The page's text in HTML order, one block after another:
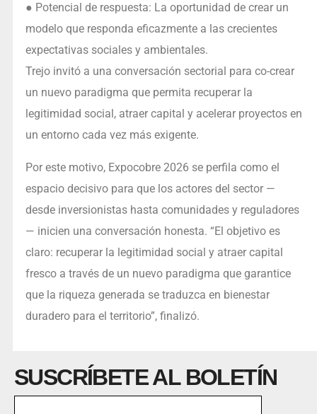
● Potencial de respuesta: La oportunidad de crear un
modelo que responda eficazmente a las crecientes
expectativas sociales y ambientales.
Trejo invitó a una conversación sectorial para co-crear
un nuevo paradigma que permita recuperar la
legitimidad social, atraer capital y acelerar proyectos en
un entorno cada vez más exigente.
Por este motivo, Expocobre 2026 se perfila como el
espacio decisivo para que los actores del sector —
desde inversionistas hasta comunidades y reguladores
— inicien una conversación honesta. “El objetivo es
claro: recuperar la legitimidad social y atraer capital
fresco a través de un nuevo paradigma que garantice
que la riqueza generada se traduzca en bienestar
duradero para el territorio”, finalizó.
SUSCRÍBETE AL BOLETÍN